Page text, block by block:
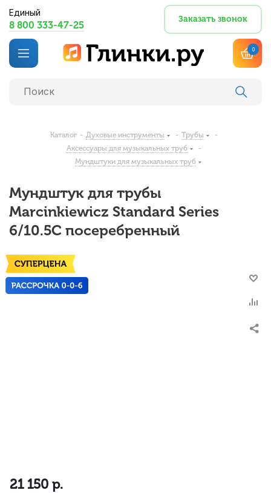
Единый
8 800 333-47-25
Заказать звонок
0
Каталог - Духовые инструменты - Трубы
-
Аксессуары для музыкальных труб
-
Мундштуки для музыкальных труб
Мундштук для трубы
Marcinkiewicz Standard Series
6/10.5C посеребренный
21 150 р.